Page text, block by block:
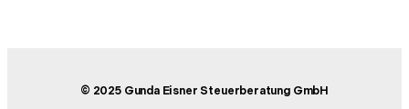
© 2025 Gunda Eisner Steuerberatung GmbH